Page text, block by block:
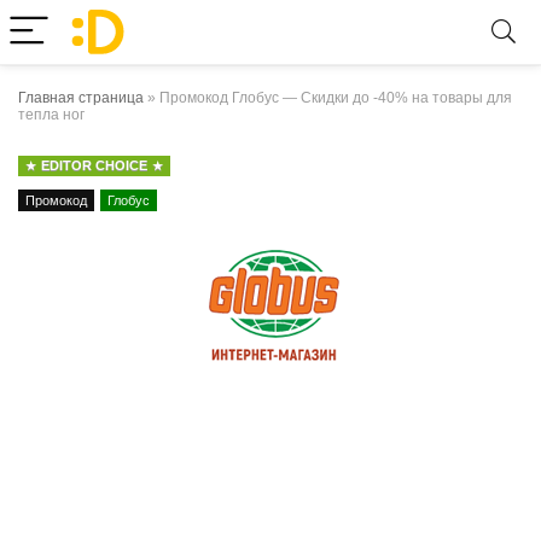
Главная страница » Промокод Глобус — Скидки до -40% на товары для
тепла ног
EDITOR CHOICE
Промокод Глобус